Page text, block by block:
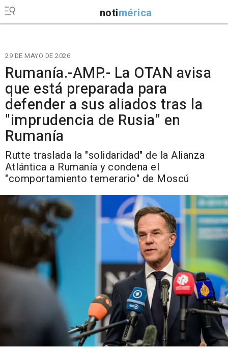
notimérica
29 DE MAYO DE 2026
Rumanía.-AMP.- La OTAN avisa
que está preparada para
defender a sus aliados tras la
"imprudencia de Rusia" en
Rumanía
Rutte traslada la "solidaridad" de la Alianza
Atlántica a Rumanía y condena el
"comportamiento temerario" de Moscú